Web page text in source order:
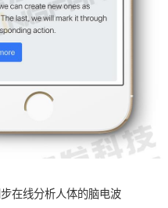
在线分析人体的脑电波